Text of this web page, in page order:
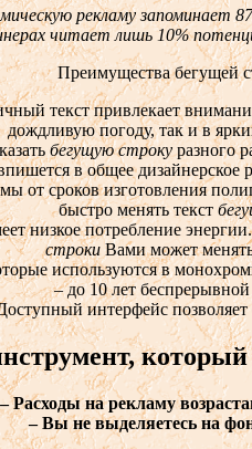
рекламу запоминает
читает лишь 10%
Преимущества бегущей
текст привлекает
дождливую погоду, так и в
бегущую строкуразного
в общее дизайнерское
от сроков изготовления
быстро менять текст
низкое потребление
строкиВами может
используются в
– до 10 лет
интерфейс позволяет
–Расходы на рекламу
–Вы не выделяетесь на